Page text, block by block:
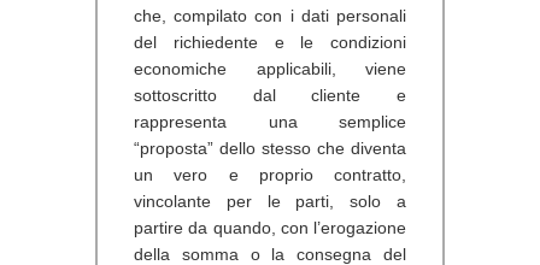
che, compilato con i dati personali
del richiedente e le condizioni
economiche applicabili, viene
sottoscritto dal cliente e
rappresenta una semplice
“proposta” dello stesso che diventa
un vero e proprio contratto,
vincolante per le parti, solo a
partire da quando, con l’erogazione
della somma o la consegna del